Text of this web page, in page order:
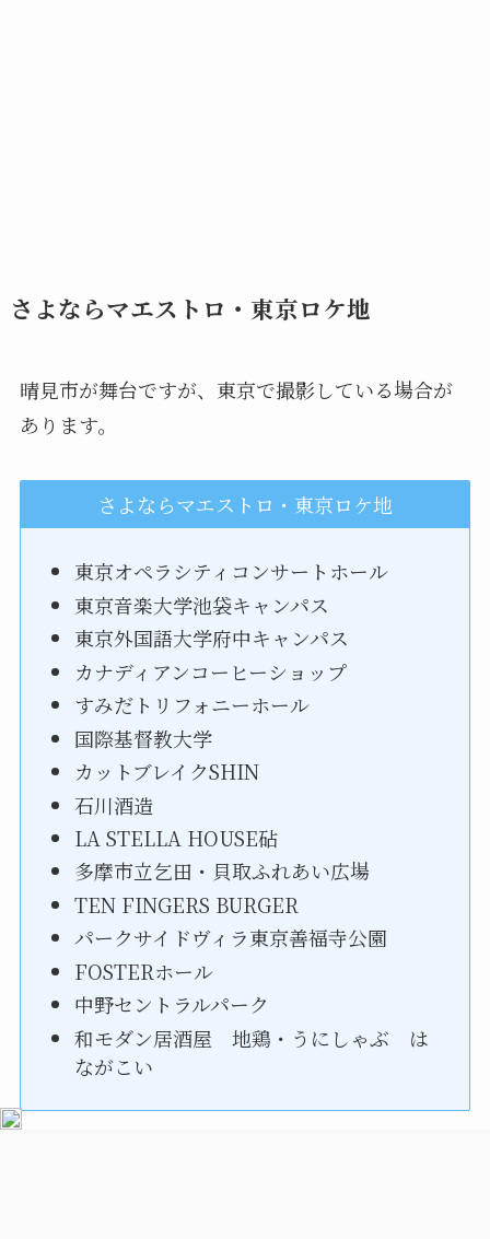
さよならマエストロ・東京ロケ地
晴見市が舞台ですが、東京で撮影している場合が
あります。
さよならマエストロ・東京ロケ地
東京オペラシティコンサートホール
東京音楽大学池袋キャンパス
東京外国語大学府中キャンパス
カナディアンコーヒーショップ
すみだトリフォニーホール
国際基督教大学
カットブレイクSHIN
石川酒造
LA STELLA HOUSE砧
多摩市立乞田・貝取ふれあい広場
TEN FINGERS BURGER
パークサイドヴィラ東京善福寺公園
FOSTERホール
中野セントラルパーク
和モダン居酒屋 地鶏・うにしゃぶ は
ながこい